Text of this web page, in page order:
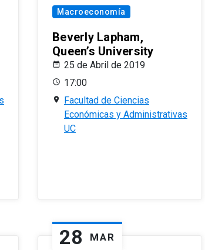
Macroeconomía
Beverly Lapham,
Queen’s University
25 de Abril de 2019
17:00
Facultad de Ciencias
Económicas y Administrativas
UC
28 MAR